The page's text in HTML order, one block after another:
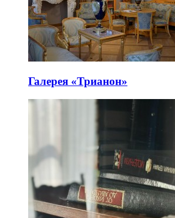
Галерея «Трианон»